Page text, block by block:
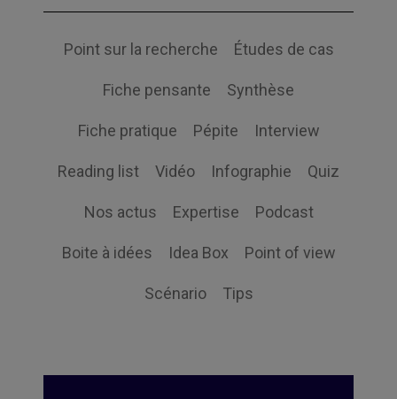
Point sur la recherche Études de cas
Fiche pensante Synthèse
Fiche pratique Pépite Interview
Reading list Vidéo Infographie Quiz
Nos actus Expertise Podcast
Boite à idées Idea Box Point of view
Scénario Tips